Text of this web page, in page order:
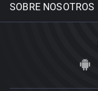
SOBRE NOSOTROS